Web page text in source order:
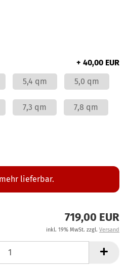
+ 40,00 EUR
5,4 qm 5,0 qm
7,3 qm 7,8 qm
lieferbar.
719,00 EUR
inkl. 19% MwSt. zzgl. Versand